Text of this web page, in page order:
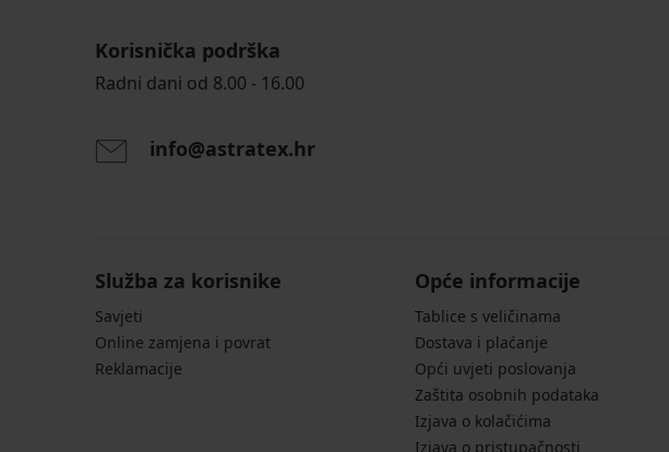
Korisnička podrška
Radni dani od 8.00 - 16.00
info@astratex.hr
Služba za korisnike
Savjeti
Online zamjena i povrat
Reklamacije
Opće informacije
Tablice s veličinama
Dostava i plaćanje
Opći uvjeti poslovanja
Zaštita osobnih podataka
Izjava o kolačićima
Izjava o pristupačnosti